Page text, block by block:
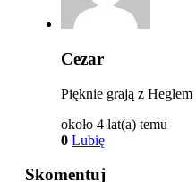
Cezar
Pięknie grają z
około 4 lat(a) temu
0 Lubię
Skomentuj